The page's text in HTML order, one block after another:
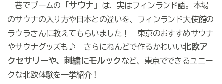
巷でブームの 「サウナ」
は、実はフィンランド語。本場
のサウナの入り方や日本との違いを、フィンランド大使館の
ラウラさんに教えてもらいました！ 東京のおすすめサウナ
やサウナグッズも♪ さらにねんどで作るかわいい北欧ア
クセサリーや、刺繍にモルックなど、東京でできるユニー
クな北欧体験を一挙紹介！